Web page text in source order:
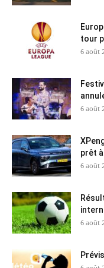
tour
6 août
6 août
prêt
6 août
6 août